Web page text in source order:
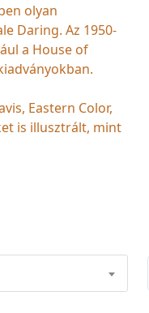
olyan
Daring. Az 1950-
a House of
Eastern Color,
is illusztrált, mint